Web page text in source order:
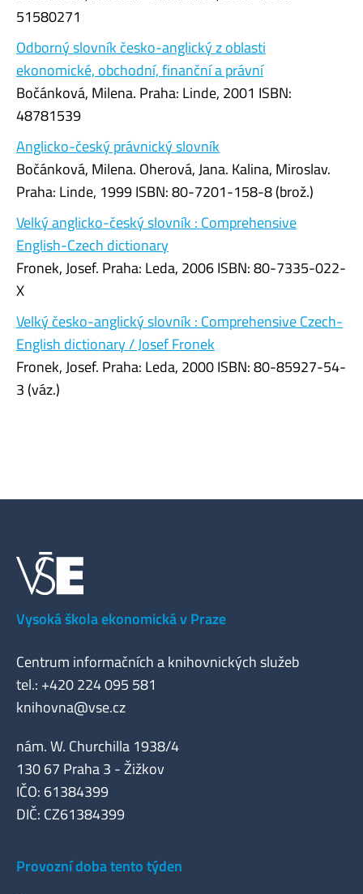
51580271
Odborný slovník česko-anglický z oblasti
ekonomické, obchodní, finanční a právní
Bočánková, Milena. Praha: Linde, 2001 ISBN:
48781539
Anglicko-český právnický slovník
Bočánková, Milena. Oherová, Jana. Kalina, Miroslav.
Praha: Linde, 1999 ISBN: 80-7201-158-8 (brož.)
Velký anglicko-český slovník : Comprehensive
English-Czech dictionary
Fronek, Josef. Praha: Leda, 2006 ISBN: 80-7335-022-
X
Velký česko-anglický slovník : Comprehensive Czech-
English dictionary / Josef Fronek
Fronek, Josef. Praha: Leda, 2000 ISBN: 80-85927-54-
3 (váz.)
Vysoká škola ekonomická v Praze
Centrum informačních a knihovnických služeb
tel.: +420 224 095 581
knihovna@vse.cz
nám. W. Churchilla 1938/4
130 67 Praha 3 - Žižkov
IČO: 61384399
DIČ: CZ61384399
Provozní doba tento týden